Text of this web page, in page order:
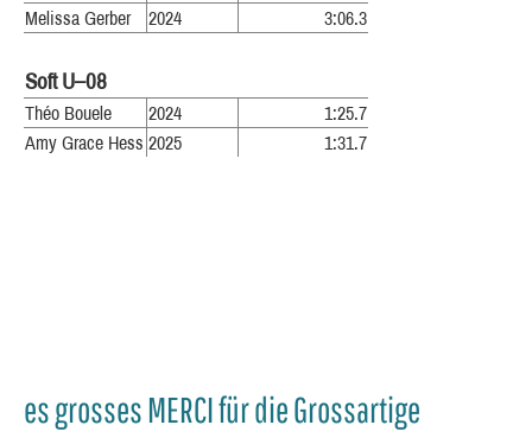
Melissa Gerber
2024 3:06.3
Soft U–08
Théo Bouele 2024
1:25.7
Amy Grace Hess 2025 1:31.7
es grosses MERCI für die Grossartige